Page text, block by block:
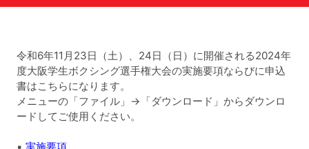
令和6年11月23日（土）、24日（日）に開催される2024年
度大阪学生ボクシング選手権大会の実施要項ならびに申込
書はこちらになります。
メニューの「ファイル」→「ダウンロード」からダウンロ
ードしてご使用ください。